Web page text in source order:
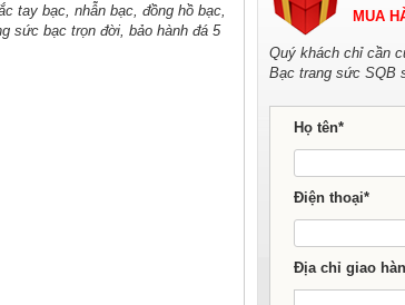
tay bạc, nhẫn bạc, đồng hồ bạc,
sức bạc trọn đời, bảo hành đá 5
MUA
Quý khách chỉ cần
Bạc trang sức SQB
Họ tên*
Điện thoại*
Địa chỉ giao